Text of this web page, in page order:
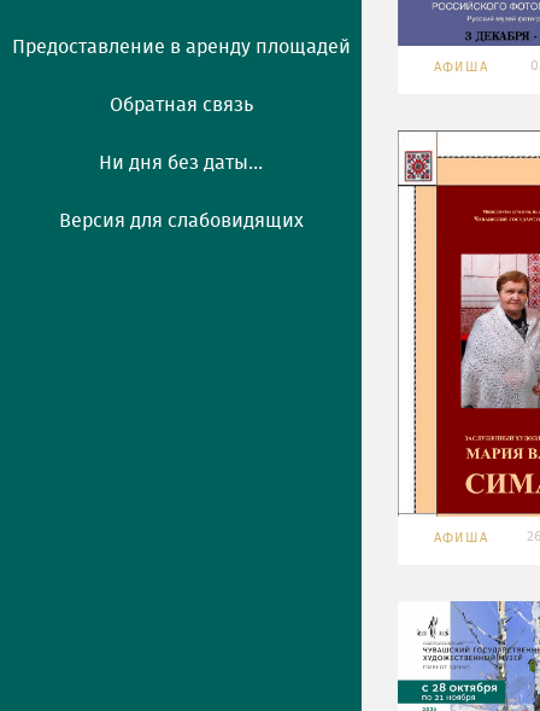
Предоставление в аренду площадей
Обратная связь
Ни дня без даты...
Версия для слабовидящих
АФИША
АФИША